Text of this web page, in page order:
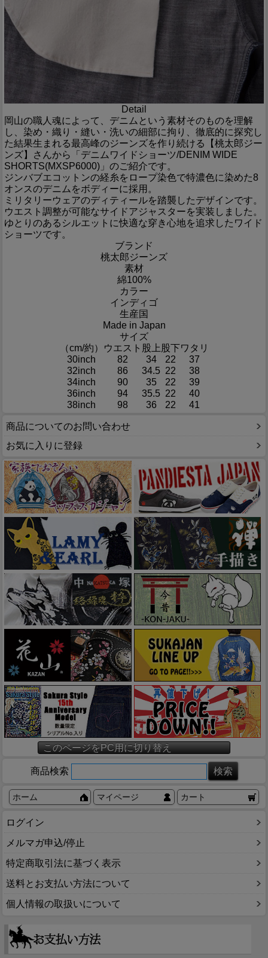
Detail
岡山の職人魂によって、デニムという素材そのものを理解
し、染め・織り・縫い・洗いの細部に拘り、徹底的に探究し
た結果生まれる最高峰のジーンズを作り続ける【桃太郎ジー
ンズ】さんから「デニムワイドショーツ/DENIM WIDE
SHORTS(MXSP6000)」のご紹介です。
ジンバブエコットンの経糸をロープ染色で特濃色に染めた8
オンスのデニムをボディーに採用。
ミリタリーウェアのディティールを踏襲したデザインです。
ウエスト調整が可能なサイドアジャスターを実装しました。
ゆとりのあるシルエットに快適な穿き心地を追求したワイド
ショーツです。
ブランド
桃太郎ジーンズ
素材
綿100%
カラー
インディゴ
生産国
Made in Japan
サイズ
（cm/約）
ウエスト 股上股下 ワタリ
30inch
82 34 22
37
32inch
86 34.5 22
38
34inch
90 35 22
39
36inch
94 35.5 22
40
38inch
98 36 22 41
商品についてのお問い合わせ
お気に入りに登録
このページをPC用に切り替え
商品検索
ホーム マイページ カート
ログイン
メルマガ申込/停止
特定商取引法に基づく表示
送料とお支払い方法について
個人情報の取扱いについて